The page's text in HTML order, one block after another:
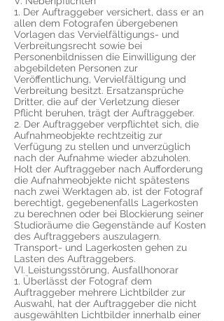
1. Der Auftraggeber versichert, dass er an
allen dem Fotografen übergebenen
Vorlagen das Vervielfältigungs- und
Verbreitungsrecht sowie bei
Personenbildnissen die Einwilligung der
abgebildeten Personen zur
Veröffentlichung, Vervielfältigung und
Verbreitung besitzt. Ersatzansprüche
Dritter, die auf der Verletzung dieser
Pflicht beruhen, trägt der Auftraggeber.
2. Der Auftraggeber verpflichtet sich, die
Aufnahmeobjekte rechtzeitig zur
Verfügung zu stellen und unverzüglich
nach der Aufnahme wieder abzuholen.
Holt der Auftraggeber nach Aufforderung
die Aufnahmeobjekte nicht spätestens
nach zwei Werktagen ab, ist der Fotograf
berechtigt, gegebenenfalls Lagerkosten
zu berechnen oder bei Blockierung seiner
Studioräume die Gegenstände auf Kosten
des Auftraggebers auszulagern.
Transport- und Lagerkosten gehen zu
Lasten des Auftraggebers.
VI. Leistungsstörung, Ausfallhonorar
1. Überlässt der Fotograf dem
Auftraggeber mehrere Lichtbilder zur
Auswahl, hat der Auftraggeber die nicht
ausgewählten Lichtbilder innerhalb einer